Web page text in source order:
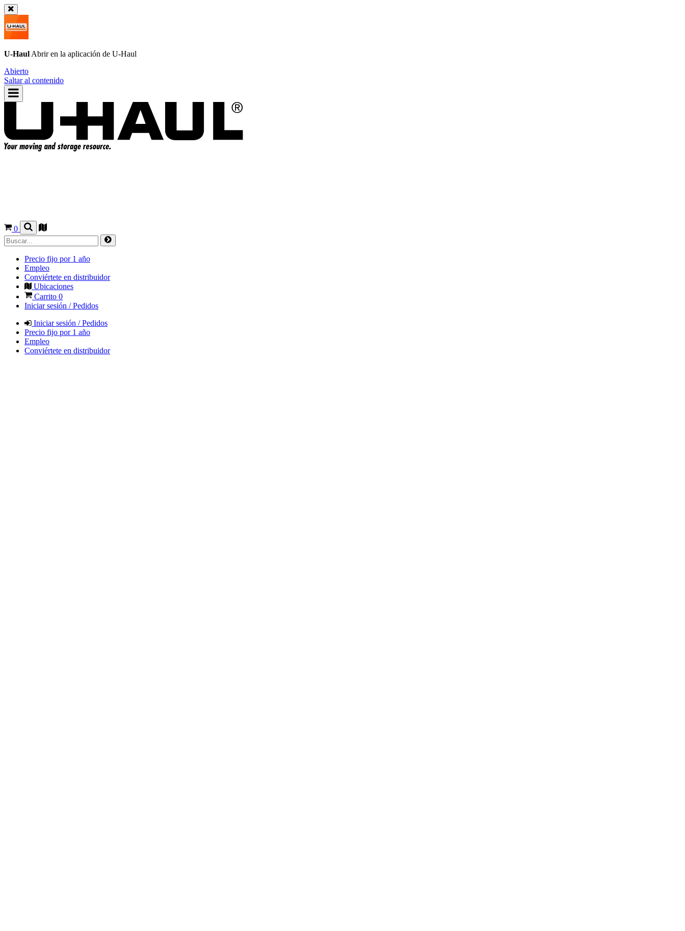
U-Haul Abrir en la aplicación de U-Haul
Abierto
Saltar al contenido
0
Precio fijo por 1 año
Empleo
Conviértete en distribuidor
Ubicaciones
Carrito 0
Iniciar sesión / Pedidos
Iniciar sesión / Pedidos
Precio fijo por 1 año
Empleo
Conviértete en distribuidor